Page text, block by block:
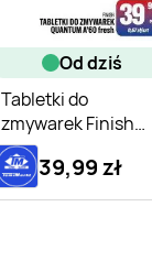
od dziś
Tabletki do
zmywarek Finish
Quantum A'60 fresh
39,99 zł